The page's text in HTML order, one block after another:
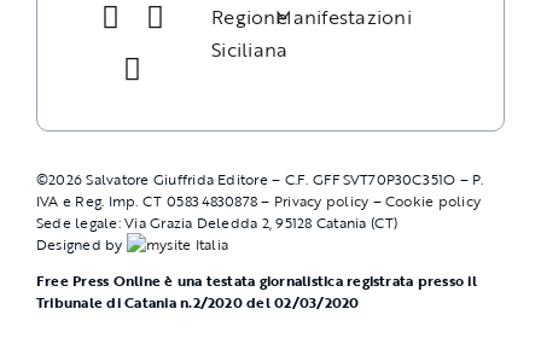
Regione
Siciliana
Manifestazioni
©2026Salvatore Giuffrida Editore – C.F. GFFSVT70P30C351O – P.
IVA e Reg. Imp. CT 05834830878 – Privacy policy –Cookie policy
Sede legale: Via Grazia Deledda 2, 95128 Catania (CT)
Designed by
Free Press Online è una testata giornalistica registrata presso il
Tribunale di Catania n.2/2020 del 02/03/2020